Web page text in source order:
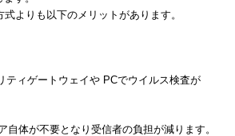
よりも以下のメリットがあります。
ゲートウェイや PCでウイルス検査が
が不要となり受信者の負担が減ります。